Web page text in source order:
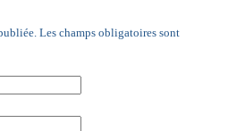
Les champs obligatoires sont